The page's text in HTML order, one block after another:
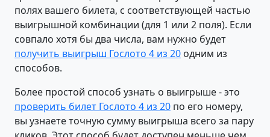
полях вашего билета, с соответствующей частью
выигрышной комбинации (для 1 или 2 поля). Если
совпало хотя бы два числа, вам нужно будет
получить выигрыш Гослото 4 из 20 одним из
способов.
Более простой способ узнать о выигрыше - это
проверить билет Гослото 4 из 20 по его номеру,
вы узнаете точную сумму выигрыша всего за пару